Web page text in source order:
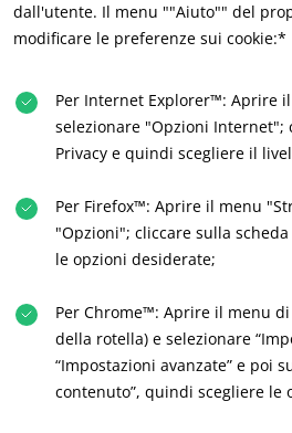
I NOSTRI SETTORI DI ATTIVITÀ
Agroalimentare
Tessile
Silvicoltura
Materiali durevoli
Inputs
dall'utente. Il menu ""Aiuto"" del
modificare le preferenze sui cookie:*
Per Internet Explorer™: Aprire
selezionare "Opzioni Internet";
Privacy e quindi scegliere il
Per Firefox™: Aprire il menu
"Opzioni"; cliccare sulla
le opzioni desiderate;
Per Chrome™: Aprire il menu
della rotella) e selezionare
“Impostazioni avanzate” e poi
contenuto”, quindi scegliere le